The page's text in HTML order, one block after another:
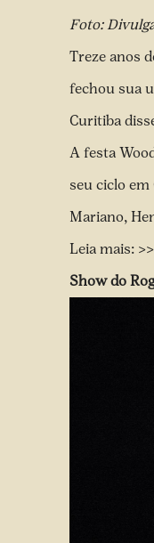
Foto:
Treze anos
fechou sua
Curitiba
A festa
seu ciclo
Mariano,
Leia mais:
Show do